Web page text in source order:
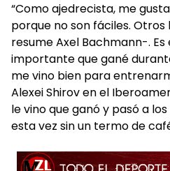
“Como ajedrecista, me
porque no son fáciles. Otros
resume Axel Bachmann-.
importante que gané
me vino bien para
Alexei Shirov en el
le vino que ganó y pasó a
esta vez sin un termo de